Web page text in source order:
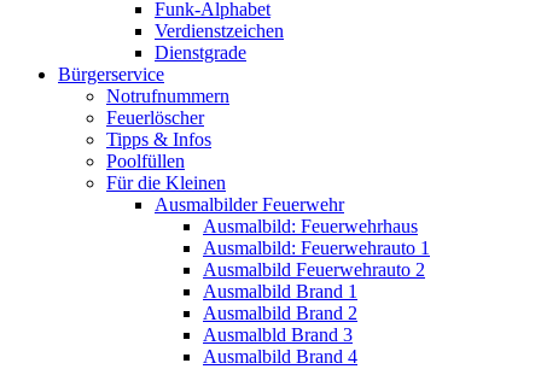
Funk-Alphabet
Verdienstzeichen
Dienstgrade
Bürgerservice
Notrufnummern
Feuerlöscher
Tipps & Infos
Poolfüllen
Für die Kleinen
Ausmalbilder Feuerwehr
Ausmalbild: Feuerwehrhaus
Ausmalbild: Feuerwehrauto 1
Ausmalbild Feuerwehrauto 2
Ausmalbild Brand 1
Ausmalbild Brand 2
Ausmalbld Brand 3
Ausmalbild Brand 4